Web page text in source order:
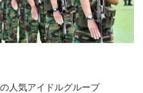
人気アイドルグループ